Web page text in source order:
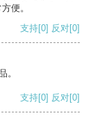
便。
支持[0] 反对[0]
。
支持[0] 反对[0]